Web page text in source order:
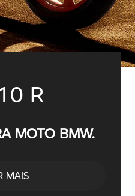
R
MOTO BMW.
MAIS